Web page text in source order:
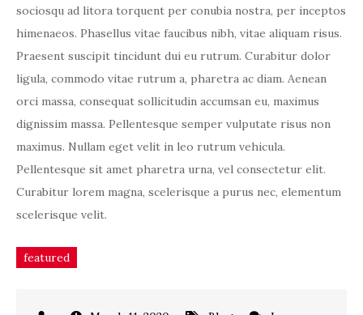
sociosqu ad litora torquent per conubia nostra, per inceptos
himenaeos. Phasellus vitae faucibus nibh, vitae aliquam risus.
Praesent suscipit tincidunt dui eu rutrum. Curabitur dolor
ligula, commodo vitae rutrum a, pharetra ac diam. Aenean
orci massa, consequat sollicitudin accumsan eu, maximus
dignissim massa. Pellentesque semper vulputate risus non
maximus. Nullam eget velit in leo rutrum vehicula.
Pellentesque sit amet pharetra urna, vel consectetur elit.
Curabitur lorem magna, scelerisque a purus nec, elementum
scelerisque velit.
featured